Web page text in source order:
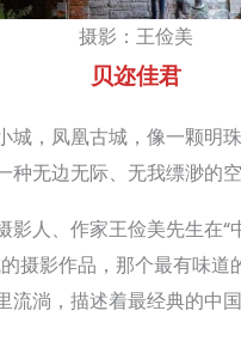
摄影：王俭美
贝迩佳君
城，凤凰古城，像一颗明
种无边无际、无我缥渺的空
影人、作家王俭美先生在“
摄影作品，那个最有味道
流淌，描述着最经典的中国